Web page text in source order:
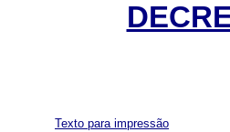
Texto para impressão